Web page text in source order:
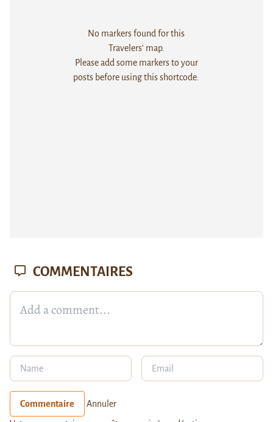
No markers found for this
Travelers' map.
Please add some markers to your
posts before using this shortcode.
COMMENTAIRES
Commentaire Annuler